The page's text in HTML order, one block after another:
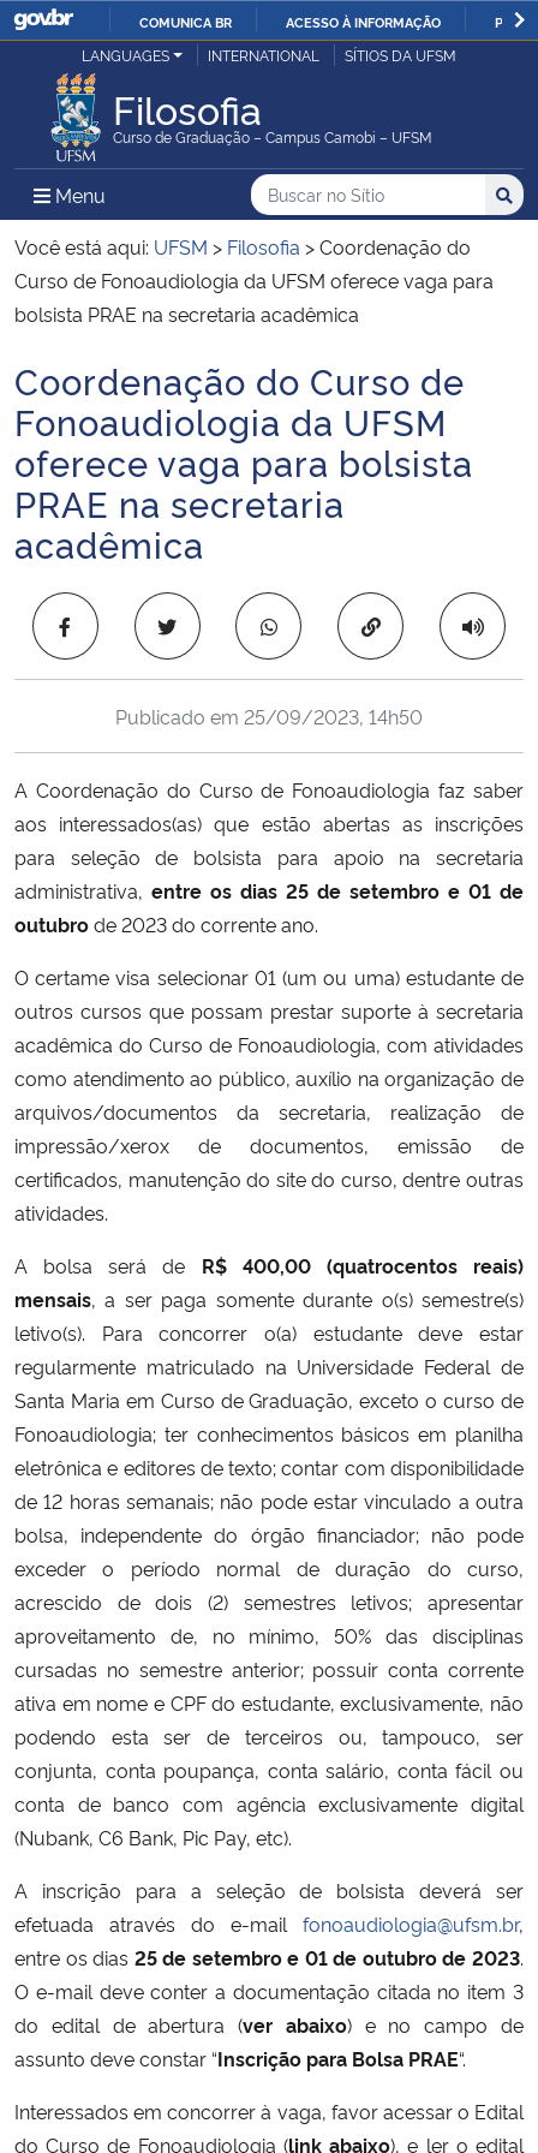
IR
COMUNICA BR ACESSO À INFORMAÇÃO
Ministério da Justiça e Segurança Pública
Ministério da Defesa
Ministério das Relações Exteriores
Ministério da Economia
Ministério da Infraestrutura
Ministério da Agricultura, Pecuária e Abastecimento
Ministério da Educação
Ministério da Cidadania
Ministério da Saúde
Ministério de Minas e Energia
Ministério da Ciência, Tecnologia, Inovações e Comunicações
Ministério do Meio Ambiente
Ministério do Turismo
Controladoria-Geral da União
Ministério da Mulher, da Família e dos Direitos Humanos
Secretaria-Geral
Secretaria de Governo
Gabinete de Segurança Institucional
Advocacia-Geral da União
Banco Central do Brasil
LANGUAGES INTERNATIONAL SÍTIOS DA UFSM
Filosofia
Curso de Graduação – Campus Camobi – UFSM
Menu Menu Principal do Sítio
Busca
Buscar no no Sítio
Busca:
Você está aqui: UFSM > Filosofia >Coordenação do
Curso de Fonoaudiologia da UFSM oferece vaga para
bolsista PRAE na secretaria acadêmica
Início do conteúdo
Coordenação do Curso de
Fonoaudiologia da UFSM
oferece vaga para bolsista
PRAE na secretaria
acadêmica
Copiar para área
Publicado em 25/09/2023, 14h50
A Coordenação do Curso de Fonoaudiologia faz saber
aos interessados(as) que estão abertas as inscrições
para seleção de bolsista para apoio na secretaria
administrativa, entre os dias 25 de setembro e 01 de
outubrode 2023 do corrente ano.
O certame visa selecionar 01 (um ou uma) estudante de
outros cursos que possam prestar suporte à secretaria
acadêmica do Curso de Fonoaudiologia, com atividades
como atendimento ao público, auxílio na organização de
arquivos/documentos da secretaria, realização de
impressão/xerox de documentos, emissão de
certificados, manutenção do site do curso, dentre outras
atividades.
A bolsa será de R$ 400,00 (quatrocentos reais)
mensais, a ser paga somente durante o(s) semestre(s)
letivo(s). Para concorrer o(a) estudante deve estar
regularmente matriculado na Universidade Federal de
Santa Maria em Curso de Graduação, exceto o curso de
Fonoaudiologia; ter conhecimentos básicos em planilha
eletrônica e editores de texto; contar com disponibilidade
de 12 horas semanais; não pode estar vinculado a outra
bolsa, independente do órgão financiador; não pode
exceder o período normal de duração do curso,
acrescido de dois (2) semestres letivos; apresentar
aproveitamento de, no mínimo, 50% das disciplinas
cursadas no semestre anterior; possuir conta corrente
ativa em nome e CPF do estudante, exclusivamente, não
podendo esta ser de terceiros ou, tampouco, ser
conjunta, conta poupança, conta salário, conta fácil ou
conta de banco com agência exclusivamente digital
(Nubank, C6 Bank, Pic Pay, etc).
A inscrição para a seleção de bolsista deverá ser
efetuada através do e-mail fonoaudiologia@ufsm.br,
entre os dias 25 de setembro e 01 de outubro de 2023.
O e-mail deve conter a documentação citada no item 3
do edital de abertura (ver abaixo) e no campo de
assunto deve constar “Inscrição para Bolsa PRAE“.
Interessados em concorrer à vaga, favor acessar o Edital
do Curso de Fonoaudiologia (link abaixo), e ler o edital